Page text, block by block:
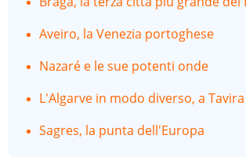
Aveiro, la Venezia portoghese
Nazaré e le sue potenti onde
L'Algarve in modo diverso, a Tavira
Sagres, la punta dell'Europa